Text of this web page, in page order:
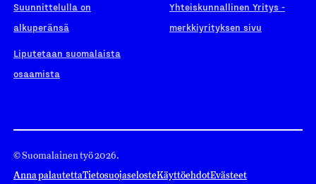
Suunnittelulla on
alkuperänsä
Liputetaan suomalaista
osaamista
Yhteiskunnallinen Yritys -
merkkiyrityksen sivu
© Suomalainen työ 2026.
Anna palautettaTietosuojaselosteKäyttöehdotEvästeet